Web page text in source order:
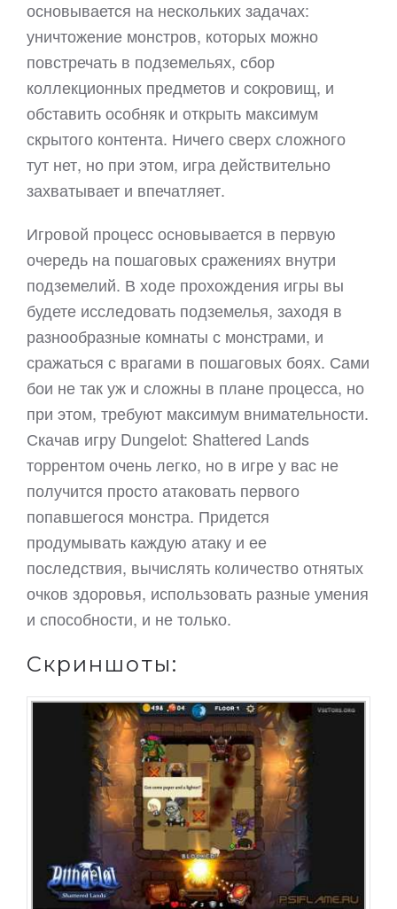
основывается на нескольких задачах:
уничтожение монстров, которых можно
повстречать в подземельях, сбор
коллекционных предметов и сокровищ, и
обставить особняк и открыть максимум
скрытого контента. Ничего сверх сложного
тут нет, но при этом, игра действительно
захватывает и впечатляет.
Игровой процесс основывается в первую
очередь на пошаговых сражениях внутри
подземелий. В ходе прохождения игры вы
будете исследовать подземелья, заходя в
разнообразные комнаты с монстрами, и
сражаться с врагами в пошаговых боях. Сами
бои не так уж и сложны в плане процесса, но
при этом, требуют максимум внимательности.
Скачав игру Dungelot: Shattered Lands
торрентом очень легко, но в игре у вас не
получится просто атаковать первого
попавшегося монстра. Придется
продумывать каждую атаку и ее
последствия, вычислять количество отнятых
очков здоровья, использовать разные умения
и способности, и не только.
Скриншоты: